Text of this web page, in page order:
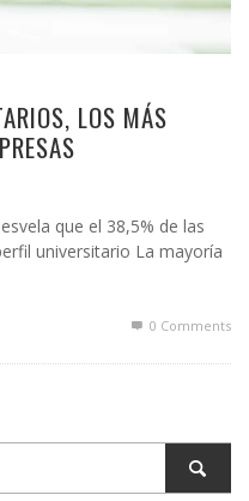
LOS MÁS
que el 38,5% de las
universitario La mayoría
0 Comments